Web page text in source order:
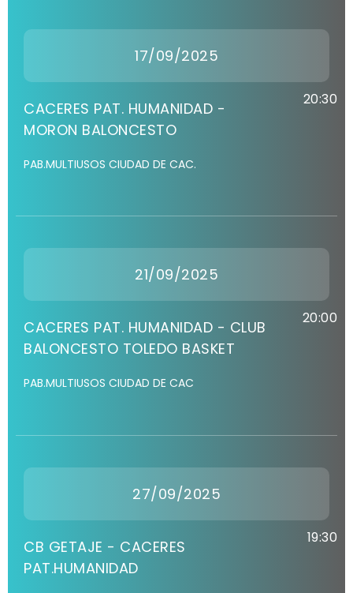
17/09/2025
CACERES PAT. HUMANIDAD -
MORON BALONCESTO
20:30
PAB.MULTIUSOS CIUDAD DE CAC.
21/09/2025
CACERES PAT. HUMANIDAD - CLUB
BALONCESTO TOLEDO BASKET
20:00
PAB.MULTIUSOS CIUDAD DE CAC
27/09/2025
CB GETAJE - CACERES
PAT.HUMANIDAD
19:30